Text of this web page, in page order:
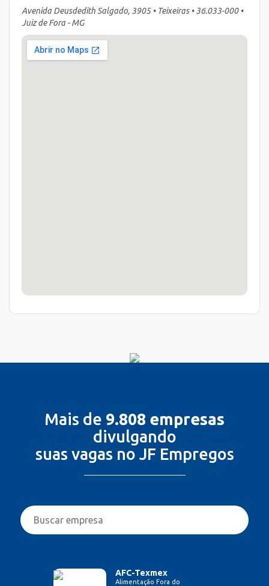
Avenida Deusdedith Salgado, 3905 • Teixeiras • 36.033-000 •
Juiz de Fora - MG
Mais de 9.808 empresas
divulgando
suas vagas no JF Empregos
AFC-Texmex
Alimentação Fora do